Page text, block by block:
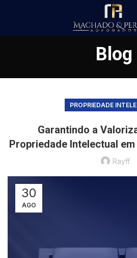
Blog
PROPRIEDADE
Garantindo a
Propriedade Intelectual
Rayff
30
AGO